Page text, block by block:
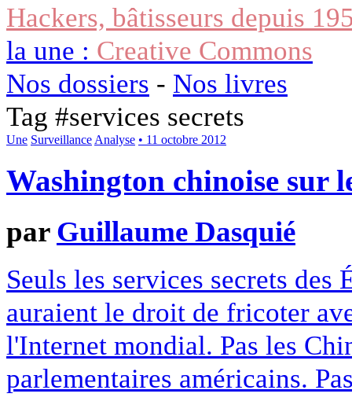
Hackers, bâtisseurs depuis
la une : Creative Commons
Nos dossiers - Nos livres
Tag #services secrets
Une Surveillance Analyse • 11 octobre 2012
Washington chinoise sur
par Guillaume Dasquié
Seuls les services secrets
auraient le droit de fricoter
l'Internet mondial. Pas les
parlementaires américains.